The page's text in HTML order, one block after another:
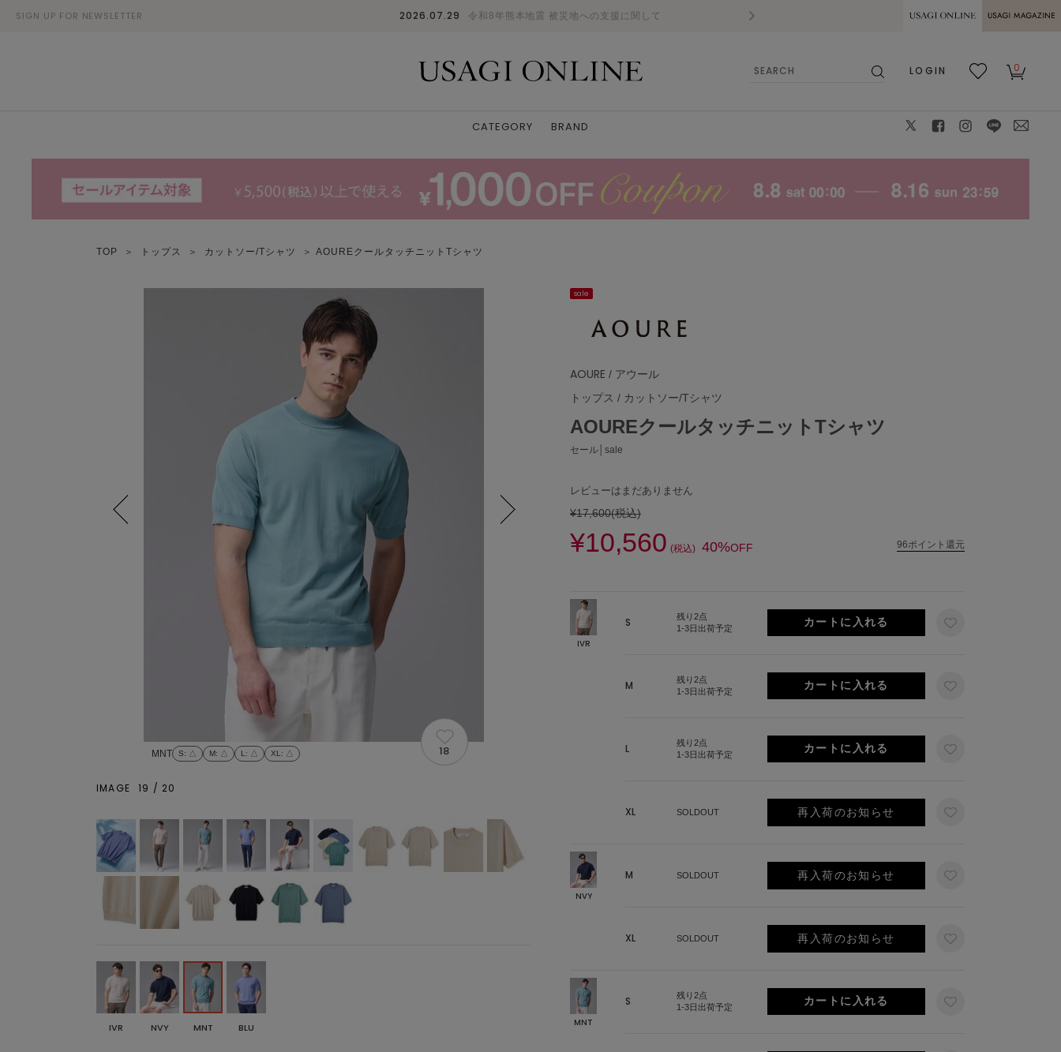
SIGN UP FOR NEWSLETTER 2026.07.29 令和8年熊本地震 被災地への支援に関して 熊本県熊本地方を震源とする地震の影響に
MAGAZINE
LOGIN
0
CATEGORY BRAND
TOP ＞ トップス ＞ カットソー/Tシャツ ＞ AOUREクールタッチニットTシャツ
sale
AOURE / アウール
トップス / カットソー/Tシャツ
AOUREクールタッチニットTシャツ
セール│sale
レビューはまだありません
¥17,600(税込)
¥10,560 (税込) 40%OFF 96ポイント還元
IVR
S
残り2点
1-3日出荷予定
M
残り2点
1-3日出荷予定
L
残り2点
1-3日出荷予定
XL SOLDOUT 再入荷のお知らせ
NVY
M SOLDOUT 再入荷のお知らせ
XL SOLDOUT 再入荷のお知らせ
MNT
S
残り2点
1-3日出荷予定
MNT S: △ M: △ L : △ XL : △
L: ✕
18
IMAGE 19 / 20
IVR NVY MNT BLU